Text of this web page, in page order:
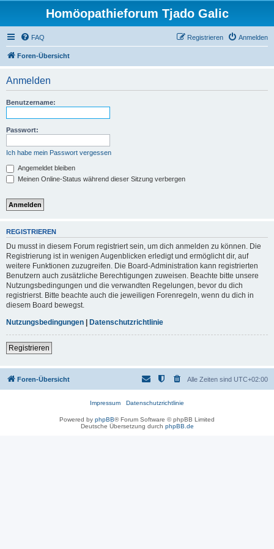
Homöopathieforum Tjado Galic
FAQ Anmelden
Registrieren
Foren-Übersicht
Anmelden
Benutzername:
Passwort:
Ich habe mein Passwort vergessen
Angemeldet bleiben
Meinen Online-Status während dieser Sitzung verbergen
REGISTRIEREN
Du musst in diesem Forum registriert sein, um dich anmelden zu können. Die
Registrierung ist in wenigen Augenblicken erledigt und ermöglicht dir, auf
weitere Funktionen zuzugreifen. Die Board-Administration kann registrierten
Benutzern auch zusätzliche Berechtigungen zuweisen. Beachte bitte unsere
Nutzungsbedingungen und die verwandten Regelungen, bevor du dich
registrierst. Bitte beachte auch die jeweiligen Forenregeln, wenn du dich in
diesem Board bewegst.
Nutzungsbedingungen | Datenschutzrichtlinie
Registrieren
Foren-Übersicht Alle Zeiten sind UTC+02:00
Impressum Datenschutzrichtlinie
Powered by phpBB® Forum Software © phpBB Limited
Deutsche Übersetzung durch phpBB.de